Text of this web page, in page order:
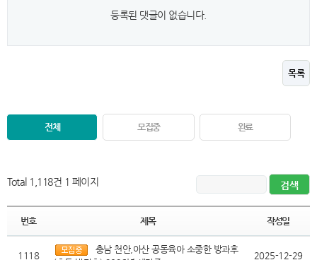
등록된 댓글이 없습니다.
목록
전체 모집중 완료
Total 1,118건 1 페이지
번호 제목 작성일
1118
충남 천안,아산 공동육아 소중한 방과후
2025-12-29